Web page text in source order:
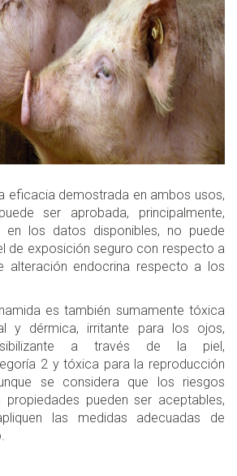
eficacia demostrada en ambos usos,
ser aprobada, principalmente,
en los datos disponibles, no puede
de exposición seguro con respecto a
alteración endocrina respecto a los
es también sumamente tóxica
y dérmica, irritante para los ojos,
a través de la piel,
2 y tóxica para la reproducción
se considera que los riesgos
pueden ser aceptables,
las medidas adecuadas de